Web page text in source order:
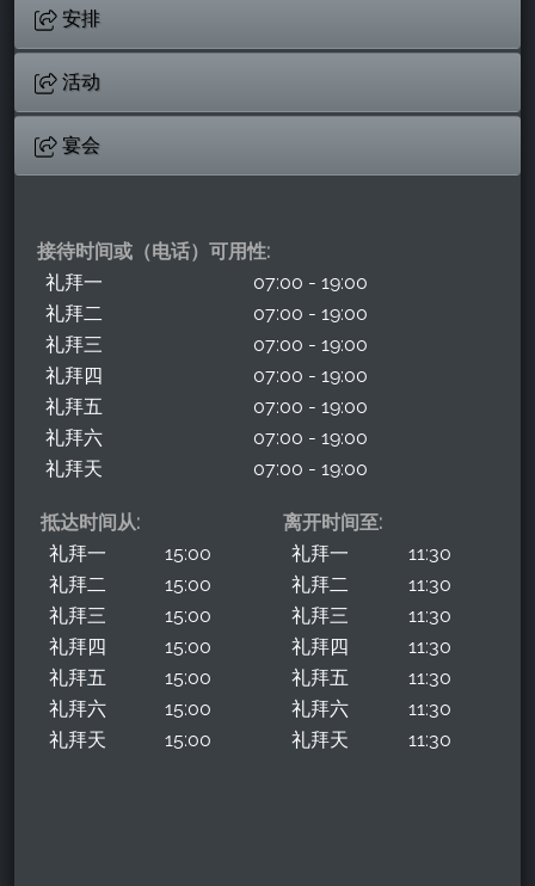
安排
活动
宴会
接待时间或（电话）可用性:
礼拜一
07:00 - 19:00
礼拜二
07:00 - 19:00
礼拜三
07:00 - 19:00
礼拜四
07:00 - 19:00
礼拜五
07:00 - 19:00
礼拜六
07:00 - 19:00
礼拜天
07:00 - 19:00
抵达时间从:
礼拜一
15:00
礼拜二
15:00
礼拜三
15:00
礼拜四
15:00
礼拜五
15:00
礼拜六
15:00
礼拜天
15:00
离开时间至:
礼拜一
11:30
礼拜二
11:30
礼拜三
11:30
礼拜四
11:30
礼拜五
11:30
礼拜六
11:30
礼拜天
11:30